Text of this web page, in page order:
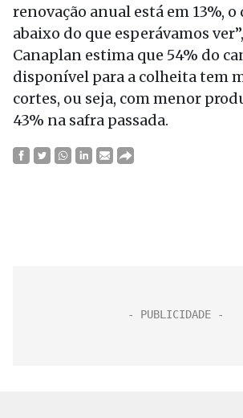
renovação anual está em 13%,
abaixo do que esperávamos
Canaplan estima que 54% do
disponível para a colheita tem
cortes, ou seja, com menor
43% na safra passada.